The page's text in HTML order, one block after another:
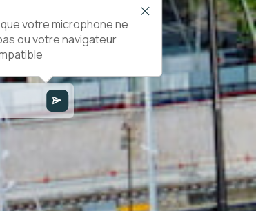
votre microphone ne
ou votre navigateur